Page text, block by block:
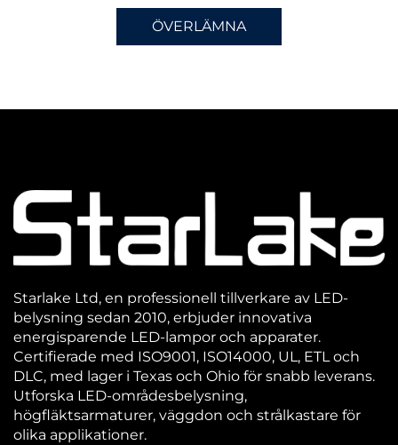
ÖVERLÄMNA
Starlake Ltd, en professionell tillverkare av LED-
belysning sedan 2010, erbjuder innovativa
energisparende LED-lampor och apparater.
Certifierade med ISO9001, ISO14000, UL, ETL och
DLC, med lager i Texas och Ohio för snabb leverans.
Utforska LED-områdesbelysning,
högfläktsarmaturer, väggdon och strålkastare för
olika applikationer.